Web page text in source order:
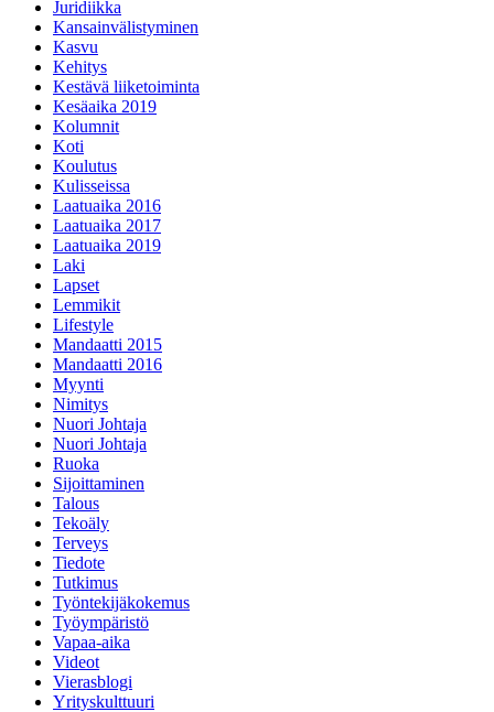
Juridiikka
Kansainvälistyminen
Kasvu
Kehitys
Kestävä liiketoiminta
Kesäaika 2019
Kolumnit
Koti
Koulutus
Kulisseissa
Laatuaika 2016
Laatuaika 2017
Laatuaika 2019
Laki
Lapset
Lemmikit
Lifestyle
Mandaatti 2015
Mandaatti 2016
Myynti
Nimitys
Nuori Johtaja
Nuori Johtaja
Ruoka
Sijoittaminen
Talous
Tekoäly
Terveys
Tiedote
Tutkimus
Työntekijäkokemus
Työympäristö
Vapaa-aika
Videot
Vierasblogi
Yrityskulttuuri